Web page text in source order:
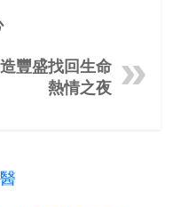
豐盛找回生命
熱情之夜